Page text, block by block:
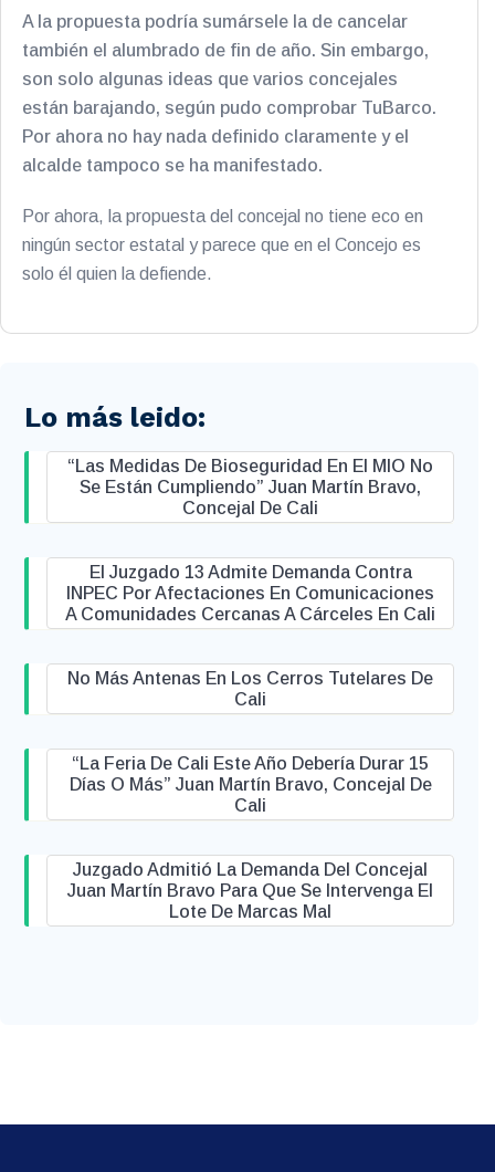
A la propuesta podría sumársele la de cancelar
también el alumbrado de fin de año. Sin embargo,
son solo algunas ideas que varios concejales
están barajando, según pudo comprobar TuBarco.
Por ahora no hay nada definido claramente y el
alcalde tampoco se ha manifestado.
Por ahora, la propuesta del concejal no tiene eco en
ningún sector estatal y parece que en el Concejo es
solo él quien la defiende.
Lo más leido:
“Las Medidas De Bioseguridad En El MIO No
Se Están Cumpliendo” Juan Martín Bravo,
Concejal De Cali
El Juzgado 13 Admite Demanda Contra
INPEC Por Afectaciones En Comunicaciones
A Comunidades Cercanas A Cárceles En Cali
No Más Antenas En Los Cerros Tutelares De
Cali
“La Feria De Cali Este Año Debería Durar 15
Días O Más” Juan Martín Bravo, Concejal De
Cali
Juzgado Admitió La Demanda Del Concejal
Juan Martín Bravo Para Que Se Intervenga El
Lote De Marcas Mal